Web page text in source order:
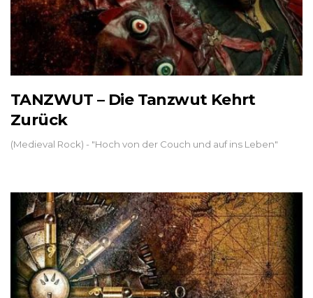
TANZWUT – Die Tanzwut Kehrt
Zurück
(Medieval Rock) - "Hoch von der Couch und auf ins Leben"